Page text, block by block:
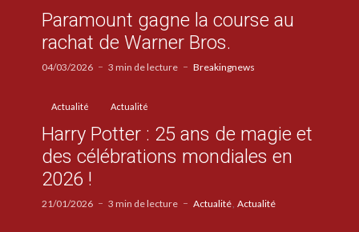
Paramount gagne la course au
rachat de Warner Bros.
04/03/2026 3 min de lecture Breakingnews
Actualité Actualité
Harry Potter : 25 ans de magie et
des célébrations mondiales en
2026 !
21/01/2026 3 min de lecture Actualité Actualité